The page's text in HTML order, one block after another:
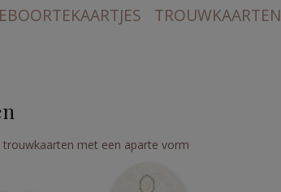
TROUWKAARTEN
met een aparte vorm